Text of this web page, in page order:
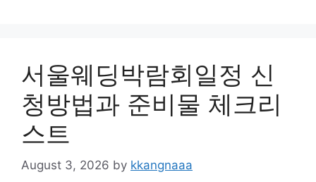
서울웨딩박람회일정 신
청방법과 준비물 체크리
스트
August 3, 2026 by kkangnaaa